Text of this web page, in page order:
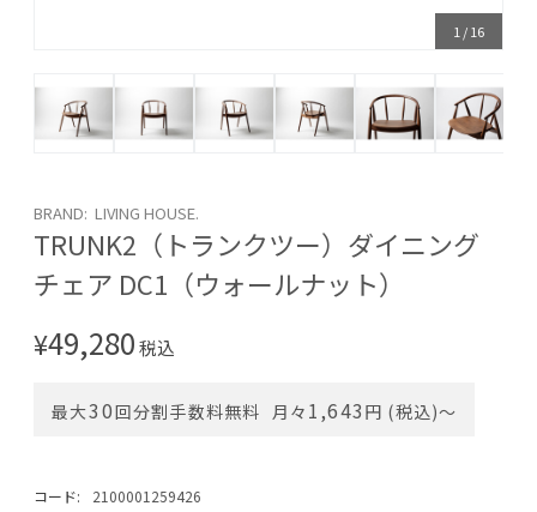
1 /16
BRAND: LIVING HOUSE.
TRUNK2（トランクツー）ダイニング
チェア DC1（ウォールナット）
¥49,280税込
最大30回分割手数料無料 月々 1,643 円 (税込)〜
コード: 2100001259426